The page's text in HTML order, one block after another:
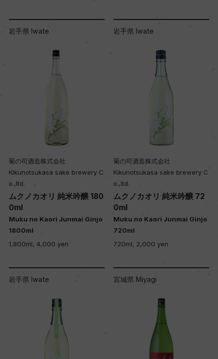
岩手県 Iwate
菊の司酒造株式会社
Kikunotsukasa sake brewery C
o.,ltd.
ムクノカオリ 純米吟醸 180
0ml
Muku no Kaori Junmai Ginjo
1800ml
1,800ml, 4,000 yen
岩手県 Iwate
菊の司酒造株式会社
Kikunotsukasa sake brewery C
o.,ltd.
ムクノカオリ 純米吟醸 72
0ml
Muku no Kaori Junmai Ginjo
720ml
720ml, 2,000 yen
岩手県 Iwate 宮城県 Miyagi